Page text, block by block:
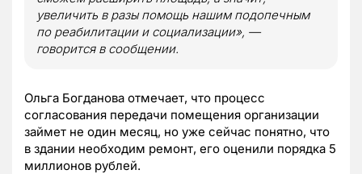
увеличить в разы помощь нашим подопечным
по реабилитации и социализации», —
говорится в сообщении.
Ольга Богданова отмечает, что процесс
согласования передачи помещения организации
займет не один месяц, но уже сейчас понятно, что
в здании необходим ремонт, его оценили порядка 5
миллионов рублей.